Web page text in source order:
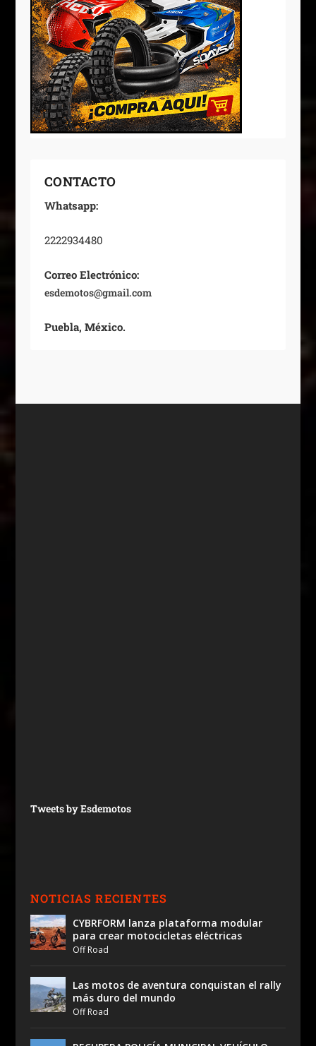
CONTACTO
Whatsapp:
2222934480
Correo Electrónico:
esdemotos@gmail.com
Puebla, México.
Tweets by Esdemotos
NOTICIAS RECIENTES
CYBRFORM lanza plataforma modular
para crear motocicletas eléctricas
Off Road
Las motos de aventura conquistan el rally
más duro del mundo
Off Road